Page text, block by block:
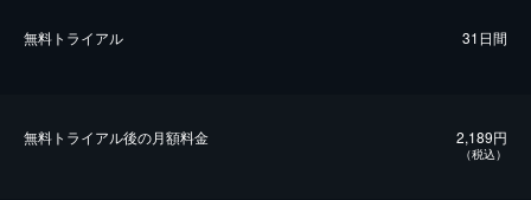
無料トライアル 31日間
無料トライアル後の⽉額料金 2,189円
（税込）